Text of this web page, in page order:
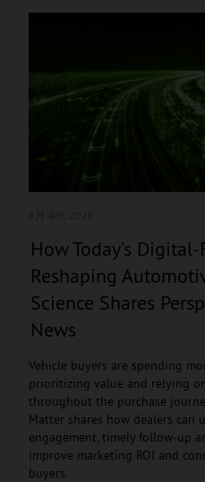
How Today’s
Reshaping
Science Shares
News
Vehicle buyers are spending
prioritizing value and relying
throughout the purchase
Matter shares how dealers can
engagement, timely follow-up
improve marketing ROI and
buyers.